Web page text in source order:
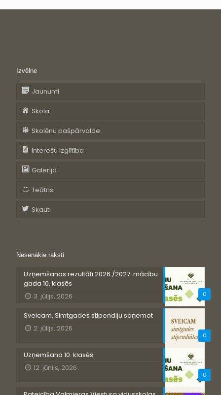
Izvēlne
Jaunumi
Skola
Skolēnu pašpārvalde
Interešu izglītība
Galerija
Teātris
Skauti
Nesenākie raksti
0
Uzņemšanas rezultāti 2026./2027. mācību
gada 10. klasēs
3. jūlijs, 2026
0
Sveicam, Simtgades stipendiju saņemot
2. jūlijs, 2026
0
Uzņemšana 10. klasēs
12. jūnijs, 2026